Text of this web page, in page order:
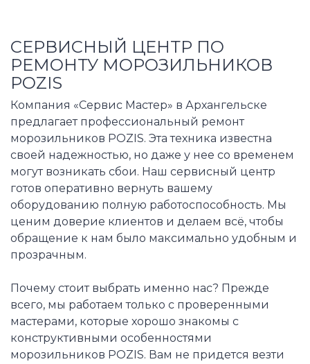
СЕРВИСНЫЙ ЦЕНТР ПО
РЕМОНТУ МОРОЗИЛЬНИКОВ
POZIS
Компания «Сервис Мастер» в Архангельске
предлагает профессиональный ремонт
морозильников POZIS. Эта техника известна
своей надежностью, но даже у нее со временем
могут возникать сбои. Наш сервисный центр
готов оперативно вернуть вашему
оборудованию полную работоспособность. Мы
ценим доверие клиентов и делаем всё, чтобы
обращение к нам было максимально удобным и
прозрачным.
Почему стоит выбрать именно нас? Прежде
всего, мы работаем только с проверенными
мастерами, которые хорошо знакомы с
конструктивными особенностями
морозильников POZIS. Вам не придется везти